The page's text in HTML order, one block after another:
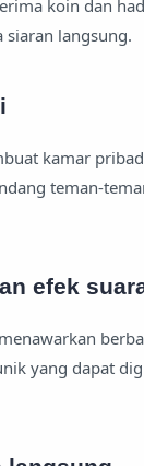
koin dan
siaran langsung.
kamar
teman-
efek
yang dapat